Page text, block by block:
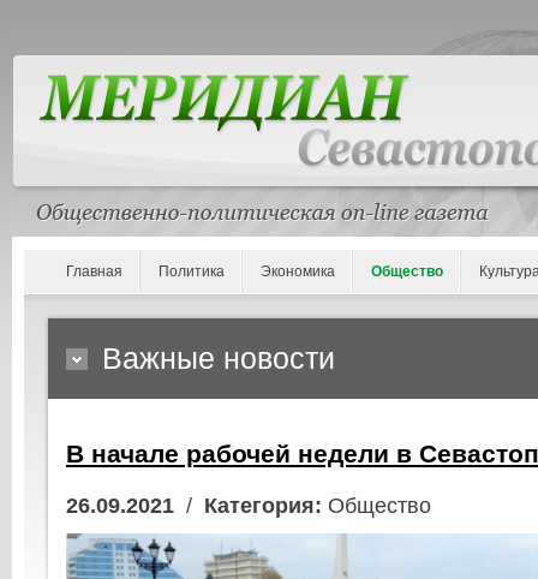
Главная Политика Экономика Общество
Важные новости
В начале рабочей недели в
26.09.2021 / Категория: Общество